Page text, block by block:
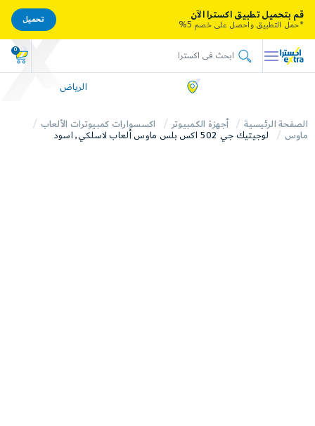
0
الرياض
الصفحة الرئيسية أجهزة الكمبيوتر
اكسسوارات كمبيوترات الألعاب
ماوس
لوجيتيك جي 502 اكس بلس ماوس ألعاب لاسلكي, اسود
قم بتحميل تطبيق اكسترا الآن
*حمل التطبيق واحصل على خصم 5%
تحميل